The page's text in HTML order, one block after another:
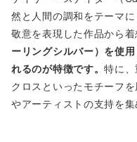
然と人間の調和をテーマ
敬意を表現した作品から着
ーリングシルバー）を使
れるのが特徴です。特に
クロスといったモチーフ
やアーティストの支持を集